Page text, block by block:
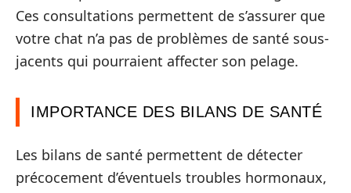
Ces consultations permettent de s’assurer que
votre chat n’a pas de problèmes de santé sous-
jacents qui pourraient affecter son pelage.
IMPORTANCE DES BILANS DE SANTÉ
Les bilans de santé permettent de détecter
précocement d’éventuels troubles hormonaux,